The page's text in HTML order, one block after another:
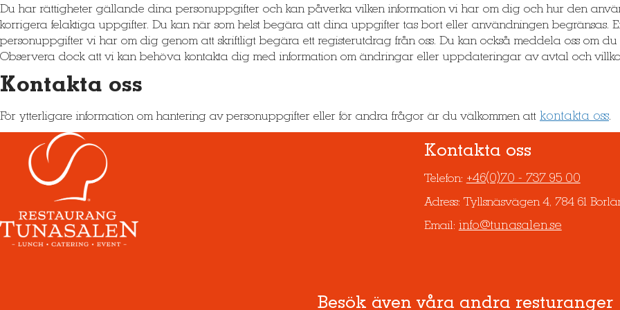
Du har rättigheter gällande dina personuppgifter och kan påverka vilken information vi har om dig och hur den
korrigera felaktiga uppgifter. Du kan när som helst begära att dina uppgifter tas bort eller användningen begränsas.
personuppgifter vi har om dig genom att skriftligt begära ett registerutdrag från oss. Du kan också meddela oss om
Observera dock att vi kan behöva kontakta dig med information om ändringar eller uppdateringar av avtal och
Kontakta oss
För ytterligare information om hantering av personuppgifter eller för andra frågor är du välkommen att kontakta oss.
Kontakta oss
Telefon: +46(0)70 - 737 95 00
Adress: Tyllsnäsvägen 4, 784 61
Email: info@tunasalen.se
Besök även våra andra resturanger